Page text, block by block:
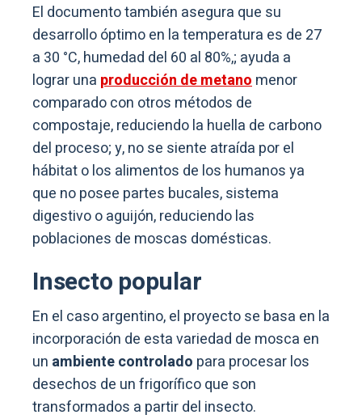
El documento también asegura que su
desarrollo óptimo en la temperatura es de 27
a 30 °C, humedad del 60 al 80%,; ayuda a
lograr una producción de metanomenor
comparado con otros métodos de
compostaje, reduciendo la huella de carbono
del proceso; y, no se siente atraída por el
hábitat o los alimentos de los humanos ya
que no posee partes bucales, sistema
digestivo o aguijón, reduciendo las
poblaciones de moscas domésticas.
Insecto popular
En el caso argentino, el proyecto se basa en la
incorporación de esta variedad de mosca en
un ambiente controlado para procesar los
desechos de un frigorífico que son
transformados a partir del insecto.